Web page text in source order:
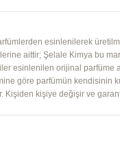
esinlenilerek
aittir; Şelale Kimya bu
esinlenilen orijinal parfüme
göre parfümün
Kişiden kişiye değişir ve